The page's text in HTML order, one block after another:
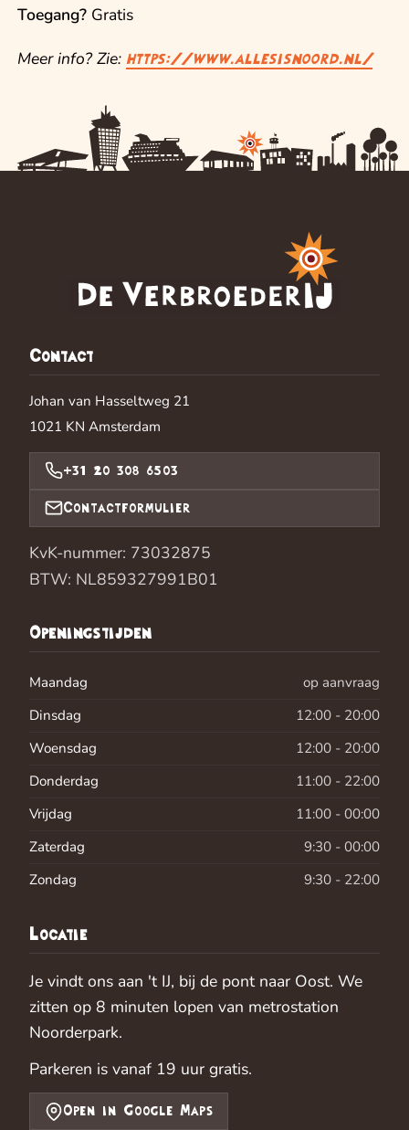
Toegang? Gratis
Meer info? Zie:https://www.allesisnoord.nl/
Contact
Johan van Hasseltweg 21
1021 KN Amsterdam
+31 20 308 6503
Contactformulier
KvK-nummer: 73032875
BTW: NL859327991B01
Openingstijden
Maandag
op aanvraag
Dinsdag
12:00 - 20:00
Woensdag
12:00 - 20:00
Donderdag
11:00 - 22:00
Vrijdag
11:00 - 00:00
Zaterdag
9:30 - 00:00
Zondag
9:30 - 22:00
Locatie
Je vindt ons aan 't IJ, bij de pont naar Oost. We
zitten op 8 minuten lopen van metrostation
Noorderpark.
Parkeren is vanaf 19 uur gratis.
Open in Google Maps